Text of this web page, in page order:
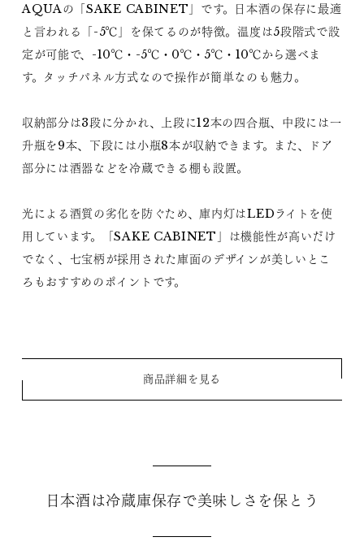
AQUAの「SAKE CABINET」です。日本酒の保存に最適
と言われる「-5℃」を保てるのが特徴。温度は5段階式で設
定が可能で、-10℃・-5℃・0℃・5℃・10℃から選べま
す。タッチパネル方式なので操作が簡単なのも魅力。
収納部分は3段に分かれ、上段に12本の四合瓶、中段には一
升瓶を9本、下段には小瓶8本が収納できます。また、ドア
部分には酒器などを冷蔵できる棚も設置。
光による酒質の劣化を防ぐため、庫内灯はLEDライトを使
用しています。「SAKE CABINET」は機能性が高いだけ
でなく、七宝柄が採用された庫面のデザインが美しいとこ
ろもおすすめのポイントです。
商品詳細を見る
日本酒は冷蔵庫保存で美味しさを保とう